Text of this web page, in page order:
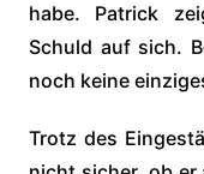
habe. Patrick
Schuld auf sich.
noch keine
Trotz des